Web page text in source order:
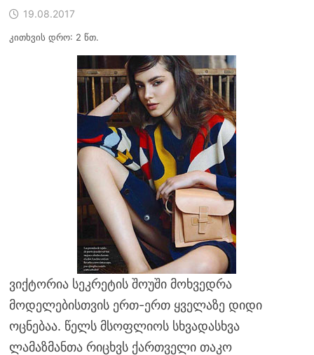
19.08.2017
კითხვის დრო: 2 წთ.
ვიქტორია სეკრეტის შოუში მოხვედრა
მოდელებისთვის ერთ-ერთ ყველაზე დიდი
ოცნებაა. წელს მსოფლიოს სხვადასხვა
ლამაზმანთა რიცხვს ქართველი თაკო